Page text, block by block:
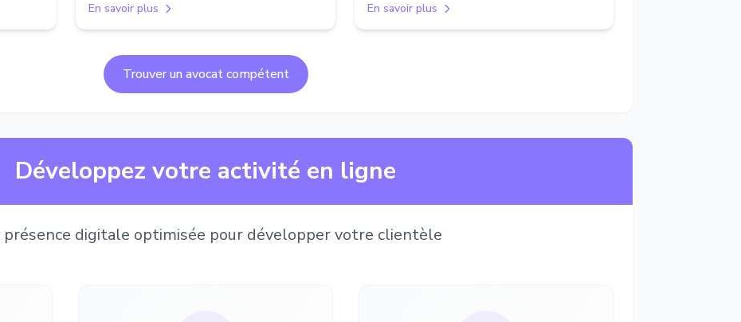
En savoir plus En savoir plus
Trouver un avocat compétent
Développez votre activité en ligne
présence digitale optimisée pour développer votre clientèle